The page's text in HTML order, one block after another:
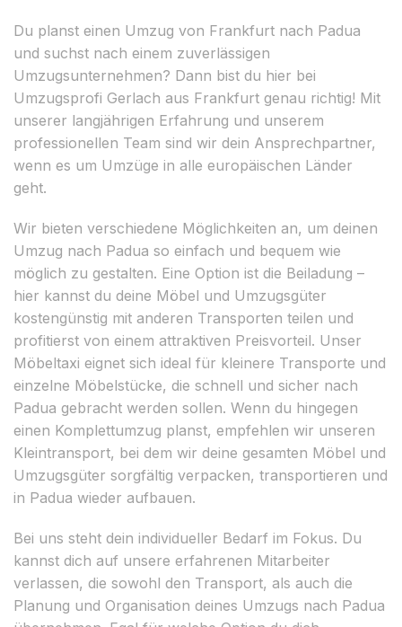
Du planst einen Umzug von Frankfurt nach Padua
und suchst nach einem zuverlässigen
Umzugsunternehmen? Dann bist du hier bei
Umzugsprofi Gerlach aus Frankfurt genau richtig! Mit
unserer langjährigen Erfahrung und unserem
professionellen Team sind wir dein Ansprechpartner,
wenn es um Umzüge in alle europäischen Länder
geht.
Wir bieten verschiedene Möglichkeiten an, um deinen
Umzug nach Padua so einfach und bequem wie
möglich zu gestalten. Eine Option ist die Beiladung –
hier kannst du deine Möbel und Umzugsgüter
kostengünstig mit anderen Transporten teilen und
profitierst von einem attraktiven Preisvorteil. Unser
Möbeltaxi eignet sich ideal für kleinere Transporte und
einzelne Möbelstücke, die schnell und sicher nach
Padua gebracht werden sollen. Wenn du hingegen
einen Komplettumzug planst, empfehlen wir unseren
Kleintransport, bei dem wir deine gesamten Möbel und
Umzugsgüter sorgfältig verpacken, transportieren und
in Padua wieder aufbauen.
Bei uns steht dein individueller Bedarf im Fokus. Du
kannst dich auf unsere erfahrenen Mitarbeiter
verlassen, die sowohl den Transport, als auch die
Planung und Organisation deines Umzugs nach Padua